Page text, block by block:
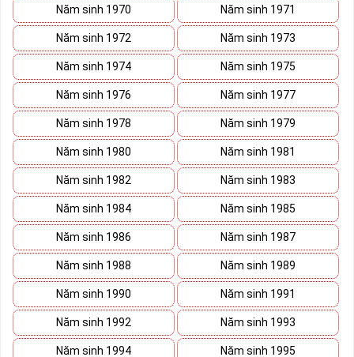
sách này trước khi đi vào những dãy số yêu thích hơn.
Năm sinh 1970 Năm sinh 1971
Năm sinh 1972 Năm sinh 1973
Năm sinh 1974 Năm sinh 1975
Năm sinh 1976 Năm sinh 1977
Năm sinh 1978 Năm sinh 1979
Năm sinh 1980 Năm sinh 1981
Năm sinh 1982 Năm sinh 1983
Năm sinh 1984 Năm sinh 1985
Năm sinh 1986 Năm sinh 1987
Năm sinh 1988 Năm sinh 1989
Năm sinh 1990 Năm sinh 1991
Năm sinh 1992 Năm sinh 1993
Năm sinh 1994 Năm sinh 1995